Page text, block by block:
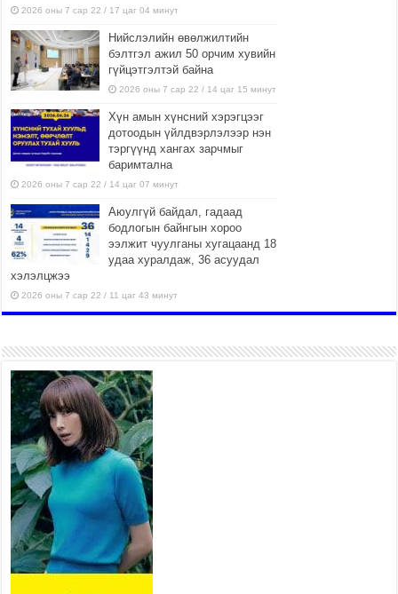
2026 оны 7 сар 22 / 17 цаг 04 минут
Нийслэлийн өвөлжилтийн
бэлтгэл ажил 50 орчим хувийн
гүйцэтгэлтэй байна
2026 оны 7 сар 22 / 14 цаг 15 минут
Хүн амын хүнсний хэрэгцээг
дотоодын үйлдвэрлэлээр нэн
тэргүүнд хангах зарчмыг
баримтална
2026 оны 7 сар 22 / 14 цаг 07 минут
Аюулгүй байдал, гадаад
бодлогын байнгын хороо
ээлжит чуулганы хугацаанд 18
удаа хуралдаж, 36 асуудал
хэлэлцжээ
2026 оны 7 сар 22 / 11 цаг 43 минут
боломжтой-Хүүхэд хөгжүүлэх
төв” байгуулах төсөлд төр,
хувийн хэвшлийн түншлэлийн хүрээнд хамтран
ажиллахыг урьж байна
2026 оны 7 сар 22 / 9 цаг 28 минут
Б.Пүрэвдагва: “Урт цагаан”-ыг залуучууд чөлөөт
цагаа өнгөрүүлдэг, жуулчид зорьж ирдэг цэг
болгоно
2026 оны 7 сар 21 / 16 цаг 47 минут
Тусгай замын автобус /BRT/ төслийн удирдах
хорооны ээлжит хуралдаан боллоо
2026 оны 7 сар 21 / 16 цаг 43 минут